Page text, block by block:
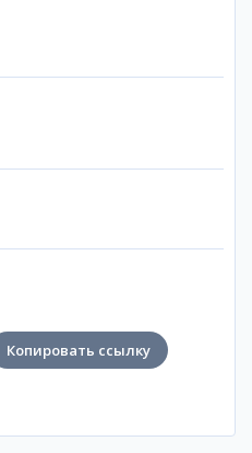
Копировать ссылку